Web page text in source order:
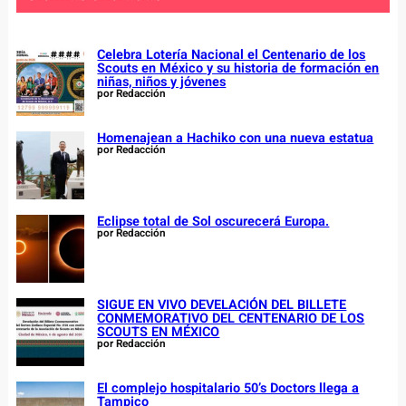
h
Celebra Lotería Nacional el Centenario de los
Scouts en México y su historia de formación en
niñas, niños y jóvenes
por Redacción
Homenajean a Hachiko con una nueva estatua
por Redacción
Eclipse total de Sol oscurecerá Europa.
por Redacción
SIGUE EN VIVO DEVELACIÓN DEL BILLETE
CONMEMORATIVO DEL CENTENARIO DE LOS
SCOUTS EN MÉXICO
por Redacción
El complejo hospitalario 50’s Doctors llega a